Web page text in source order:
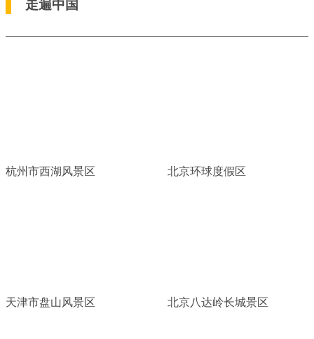
走遍中国
杭州市西湖风景区 北京环球度假区
天津市盘山风景区 北京八达岭长城景区